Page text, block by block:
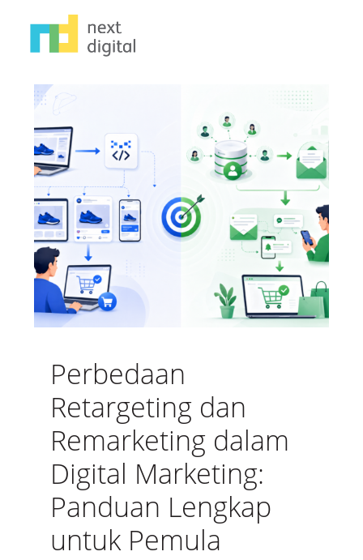
Perbedaan
Retargeting dan
Remarketing dalam
Digital Marketing:
Panduan Lengkap
untuk Pemula